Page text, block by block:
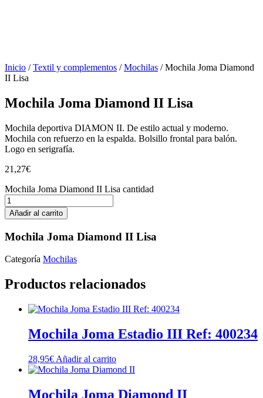
Inicio /Textil y complementos /Mochilas / Mochila Joma Diamond
II Lisa
Mochila Joma Diamond II Lisa
Mochila deportiva DIAMON II. De estilo actual y moderno.
Mochila con refuerzo en la espalda. Bolsillo frontal para balón.
Logo en serigrafía.
21,27€
Mochila Joma Diamond II Lisa cantidad
Añadir al carrito
Mochila Joma Diamond II Lisa
Categoría Mochilas
Productos relacionados
Mochila Joma Estadio III Ref: 400234
28,95€ Añadir al carrito
Mochila Joma Diamond II